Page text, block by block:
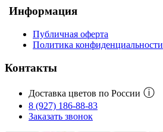
Информация
Публичная оферта
Политика конфиденциальности
Контакты
Доставка цветов по России ⓘ
8 (927) 186-88-83
Заказать звонок